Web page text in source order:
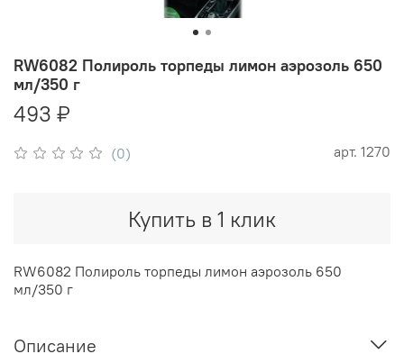
(0) арт. 1270
RW6082 Полироль торпеды лимон аэрозоль 650
мл/350 г
493 ₽
Купить в 1 клик
RW6082 Полироль торпеды лимон аэрозоль 650
мл/350 г
Описание